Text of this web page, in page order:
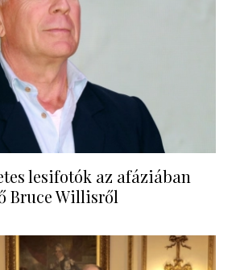
lesifotók az afáziában
Bruce Willisről